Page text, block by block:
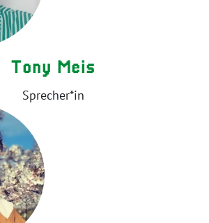
Tony Meis
Sprecher*in